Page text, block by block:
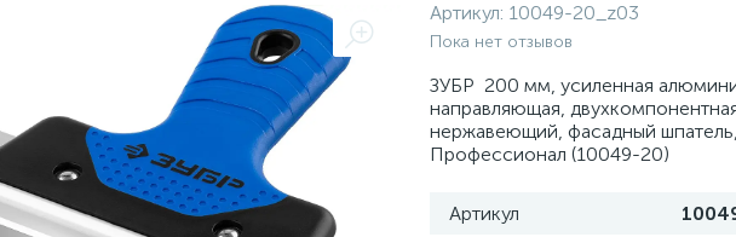
Артикул: 10049-20_z03
Пока нет отзывов
ЗУБР 200 мм, усиленная
направляющая,
нержавеющий, фасадный шпатель,
Профессионал (10049-20)
Артикул